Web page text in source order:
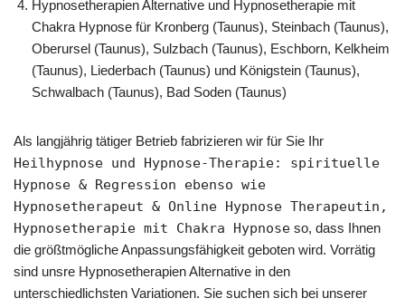
Hypnosetherapien Alternative und Hypnosetherapie mit
Chakra Hypnose für Kronberg (Taunus), Steinbach (Taunus),
Oberursel (Taunus), Sulzbach (Taunus), Eschborn, Kelkheim
(Taunus), Liederbach (Taunus) und Königstein (Taunus),
Schwalbach (Taunus), Bad Soden (Taunus)
Als langjährig tätiger Betrieb fabrizieren wir für Sie Ihr
Heilhypnose und Hypnose-Therapie: spirituelle
Hypnose & Regression ebenso wie
Hypnosetherapeut & Online Hypnose Therapeutin,
Hypnosetherapie mit Chakra Hypnose so, dass Ihnen
die größtmögliche Anpassungsfähigkeit geboten wird. Vorrätig
sind unsre Hypnosetherapien Alternative in den
unterschiedlichsten Variationen. Sie suchen sich bei unserer